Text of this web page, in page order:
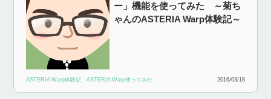
ー」機能を使ってみた ～菊ち
ゃんのASTERIA Warp体験記～
ASTERIA Warp体験記 ASTERIA Warp使ってみた 2016/03/18